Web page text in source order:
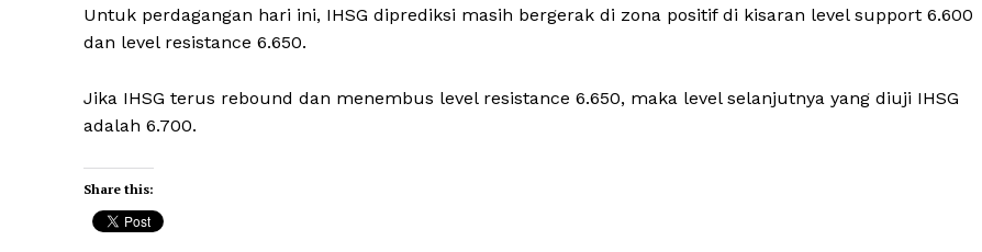
Untuk perdagangan hari ini, IHSG diprediksi masih bergerak di zona positif di kisaran level support 6.600
dan level resistance 6.650.
Jika IHSG terus rebound dan menembus level resistance 6.650, maka level selanjutnya yang diuji IHSG
adalah 6.700.
Share this: